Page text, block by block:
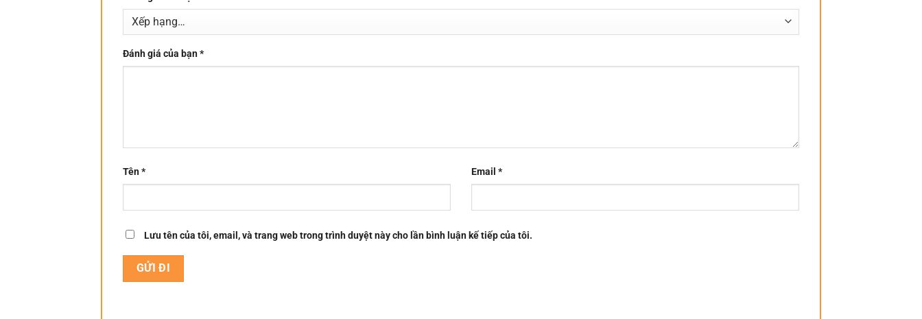
Đánh giá của bạn*
Tên* Email *
Lưu tên của tôi, email, và trang web trong trình duyệt này cho lần bình luận kế tiếp của tôi.